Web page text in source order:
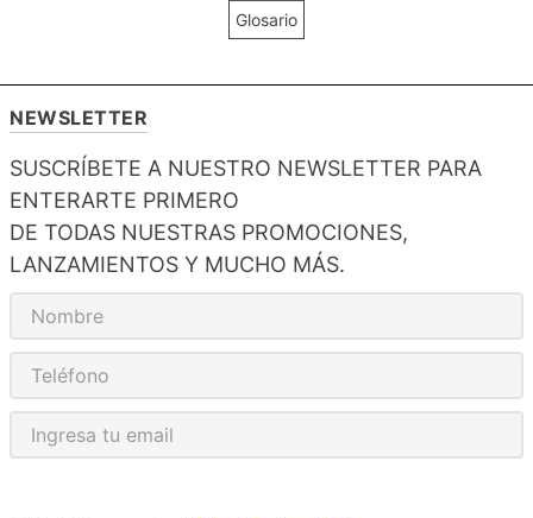
Glosario
NEWSLETTER
SUSCRÍBETE A NUESTRO NEWSLETTER PARA
ENTERARTE PRIMERO
DE TODAS NUESTRAS PROMOCIONES,
LANZAMIENTOS Y MUCHO MÁS.